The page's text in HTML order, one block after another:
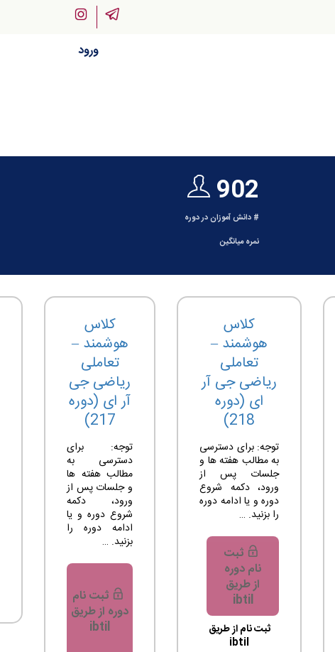
ورود
902
# دانش آموزان در دوره
نمره میانگین
کلاس
هوشمند –
تعاملی
ریاضی جی آر
ای (دوره
218)
توجه: برای دسترسی
به مطالب هفته ها و
جلسات پس از
ورود، دکمه شروع
دوره و یا ادامه دوره
را بزنید. …
ثبت
نام دوره
از طریق
ibtil
ثبت نام از طریق
ibtil
کلاس
هوشمند –
تعاملی
ریاضی جی
آر ای (دوره
217)
توجه: برای
دسترسی به
مطالب هفته ها
و جلسات پس از
ورود، دکمه
شروع دوره و یا
ادامه دوره را
بزنید. …
ثبت نام
دوره از طریق
ibtil